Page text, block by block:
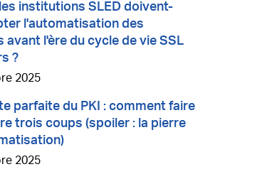
institutions SLED doivent-
l'automatisation des
l'ère du cycle de vie SSL
?
2025
parfaite du PKI : comment faire
trois coups (spoiler : la pierre
2025